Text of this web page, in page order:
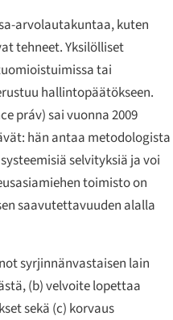
arvolautakuntaa, kuten
tehneet. Yksilölliset
tai
hallintopäätökseen.
práv) sai vuonna 2009
hän antaa metodologista
selvityksiä ja voi
toimisto on
saavutettavuuden alalla
syrjinnänvastaisen lain
(b) velvoite lopettaa
sekä (c) korvaus